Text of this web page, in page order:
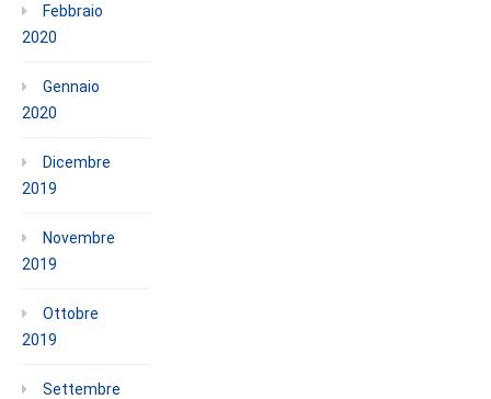
Febbraio
2020
Gennaio
2020
Dicembre
2019
Novembre
2019
Ottobre
2019
Settembre